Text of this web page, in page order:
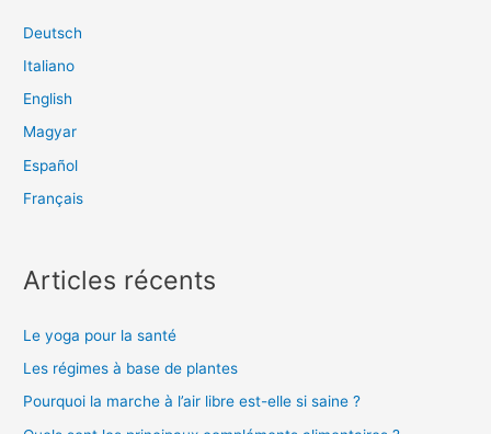
Deutsch
Italiano
English
Magyar
Español
Français
Articles récents
Le yoga pour la santé
Les régimes à base de plantes
Pourquoi la marche à l’air libre est-elle si saine ?